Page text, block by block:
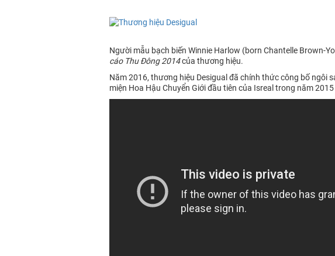
Người mẫu bạch biến Winnie Harlow (born Chantelle Brown-
cáo Thu Đông 2014của thương hiệu.
Năm 2016, thương hiệu Desigual đã chính thức công bố ngôi
miện Hoa Hậu Chuyển Giới đầu tiên của Isreal trong năm